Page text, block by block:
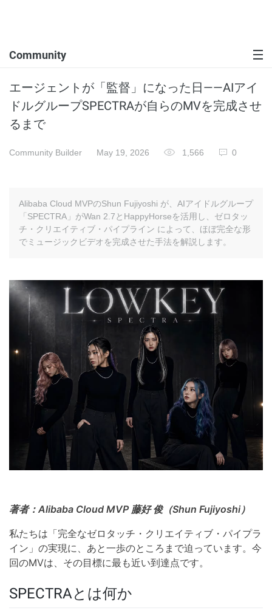
Community
エージェントが「監督」になった日——AIアイ
ドルグループSPECTRAが自らのMVを完成させ
るまで
Community Builder May 19, 2026 1,566 0
Alibaba Cloud MVPのShun Fujiyoshi が、AIアイドルグループ
「SPECTRA」がWan 2.7とHappyHorseを活用し、ゼロタッ
チ・クリエイティブ・パイプライン によって、ほぼ完全な形
でミュージックビデオを完成させた手法を解説します。
著者：Alibaba Cloud MVP 藤好 俊（Shun Fujiyoshi）
私たちは「完全なゼロタッチ・クリエイティブ・パイプラ
イン」の実現に、あと一歩のところまで迫っています。今
回のMVは、その目標に最も近い到達点です。
SPECTRAとは何か